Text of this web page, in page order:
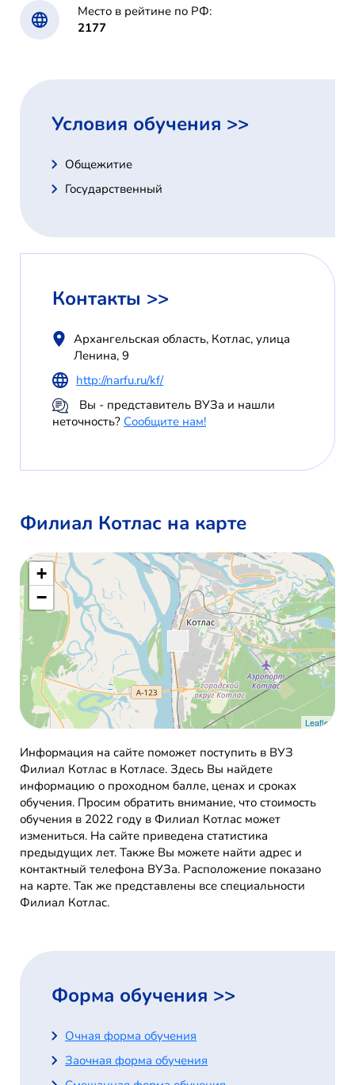
Место в рейтине по РФ:
2177
Условия обучения >>
Общежитие
Государственный
Контакты >>
Архангельская область, Котлас, улица
Ленина, 9
http://narfu.ru/kf/
Вы - представитель ВУЗа и нашли
неточность? Сообщите нам!
Филиал Котлас на карте
+
−
Leaflet
Информация на сайте поможет поступить в ВУЗ
Филиал Котлас в Котласе. Здесь Вы найдете
информацию о проходном балле, ценах и сроках
обучения. Просим обратить внимание, что стоимость
обучения в 2022 году в Филиал Котлас может
измениться. На сайте приведена статистика
предыдущих лет. Также Вы можете найти адрес и
контактный телефона ВУЗа. Расположение показано
на карте. Так же представлены все специальности
Филиал Котлас.
Форма обучения >>
Очная форма обучения
Заочная форма обучения